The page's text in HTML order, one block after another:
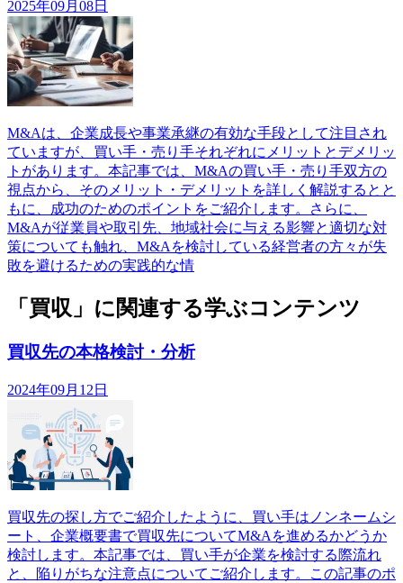
2025年09月08日
M&Aは、企業成長や事業承継の有効な手段として注目され
ていますが、買い手・売り手それぞれにメリットとデメリッ
トがあります。本記事では、M&Aの買い手・売り手双方の
視点から、そのメリット・デメリットを詳しく解説するとと
もに、成功のためのポイントをご紹介します。さらに、
M&Aが従業員や取引先、地域社会に与える影響と適切な対
策についても触れ、M&Aを検討している経営者の方々が失
敗を避けるための実践的な情
「買収」に関連する学ぶコンテンツ
買収先の本格検討・分析
2024年09月12日
買収先の探し方でご紹介したように、買い手はノンネームシ
ート、企業概要書で買収先についてM&Aを進めるかどうか
検討します。本記事では、買い手が企業を検討する際流れ
と、陥りがちな注意点についてご紹介します。この記事のポ